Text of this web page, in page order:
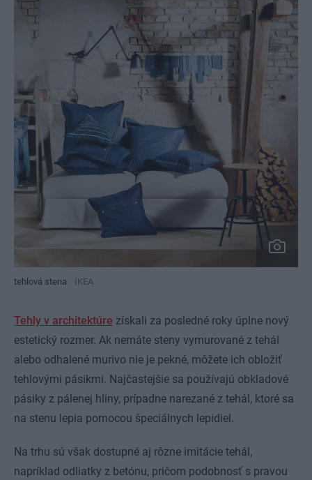
tehlová stena IKEA
Tehly v architektúre získali za posledné roky úplne nový
estetický rozmer. Ak nemáte steny vymurované z tehál
alebo odhalené murivo nie je pekné, môžete ich obložiť
tehlovými pásikmi. Najčastejšie sa používajú obkladové
pásiky z pálenej hliny, prípadne narezané z tehál, ktoré sa
na stenu lepia pomocou špeciálnych lepidiel.
Na trhu sú však dostupné aj rôzne imitácie tehál,
napríklad odliatky z betónu, pričom podobnosť s pravou